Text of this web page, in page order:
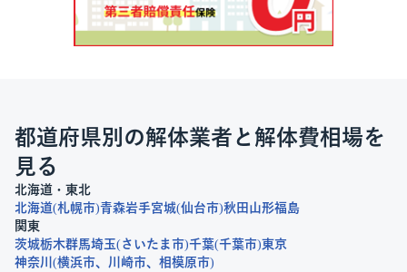
都道府県別の解体業者と解体費相場を
見る
北海道・東北
北海道 札幌市 青森岩手宮城 仙台市 秋田 山形福島
関東
茨城栃木群馬埼玉 さいたま市 千葉 千葉市 東京
神奈川
横浜市 川崎市
相模原市